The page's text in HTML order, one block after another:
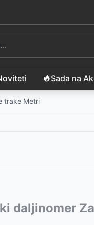
Sada na
trake Metri
daljinomer